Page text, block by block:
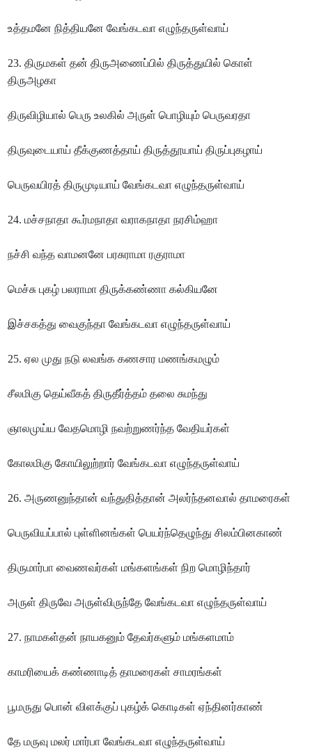
உத்தமனே நித்தியனே வேங்கடவா எழுந்தருள்வாய்
23. திருமகள் தன் திருஅணைப்பில் திருத்துயில் கொள்
திருஅழகா
திருவிழியால் பெரு உலகில் அருள் பொழியும் பெருவரதா
திருவுடையாய் தீக்குணத்தாய் திருத்தூயாய் திருப்புகழாய்
பெருவயிரத் திருமுடியாய் வேங்கடவா எழுந்தருள்வாய்
24. மச்சநாதா கூர்மநாதா வராகநாதா நரசிம்ஹா
நச்சி வந்த வாமனனே பரசுராமா ரகுராமா
மெச்சு புகழ் பலராமா திருக்கண்ணா கல்கியனே
இச்சகத்து வைகுந்தா வேங்கடவா எழுந்தருள்வாய்
25. ஏல முது நடு லவங்க கணசார மணங்கமழும்
சீலமிகு தெய்வீகத் திருதீர்த்தம் தலை சுமந்து
ஞாலமுய்ய வேதமொழி நவற்றுணர்ந்த வேதியர்கள்
கோலமிகு கோயிலுற்றார் வேங்கடவா எழுந்தருள்வாய்
26. அருணனுந்தான் வந்துதித்தான் அலர்ந்தனவால் தாமரைகள்
பெருவியப்பால் புள்ளினங்கள் பெயர்ந்தெழுந்து சிலம்பினகாண்
திருமார்பா வைணவர்கள் மங்களங்கள் நிற மொழிந்தார்
அருள் திருவே அருள்விருந்தே வேங்கடவா எழுந்தருள்வாய்
27. நாமகள்தன் நாயகனும் தேவர்களும் மங்களமாம்
காமரியைக் கண்ணாடித் தாமரைகள் சாமரங்கள்
பூமருது பொன் விளக்குப் புகழ்க் கொடிகள் ஏந்தினர்காண்
தே மருவு மலர் மார்பா வேங்கடவா எழுந்தருள்வாய்